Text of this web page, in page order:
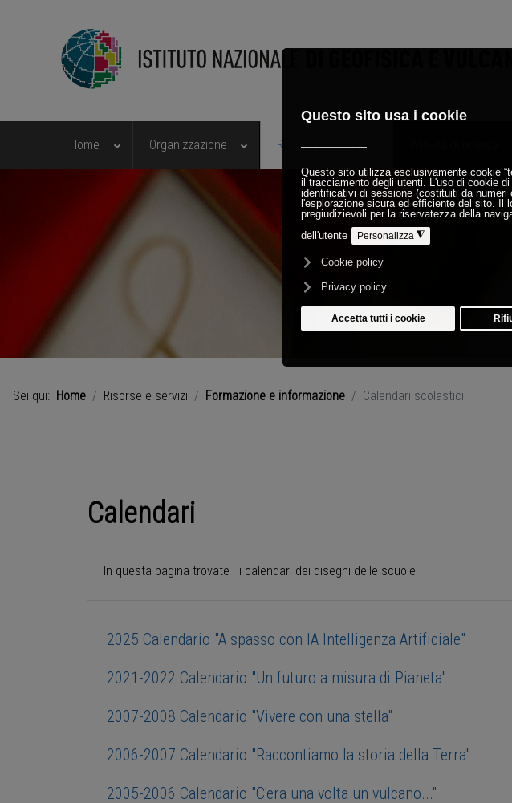
Home Organizzazione Risorse e servizi
Sei qui: Home Risorse e servizi Formazione e informazione Calendari scolastici
Calendari
In questa pagina trovate i calendari dei disegni delle scuole
2025 Calendario "A spasso con IA Intelligenza Artificiale"
2021-2022 Calendario "Un futuro a misura di Pianeta"
2007-2008 Calendario "Vivere con una stella"
2006-2007 Calendario "Raccontiamo la storia della Terra"
2005-2006 Calendario "C'era una volta un vulcano..."